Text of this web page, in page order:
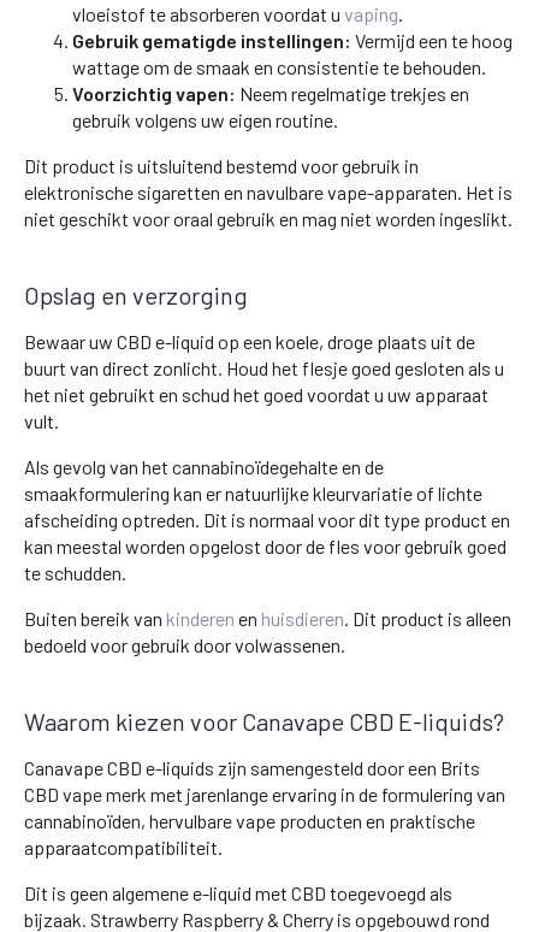
vloeistof te absorberen voordat u vaping
Gebruik gematigde instellingen: Vermijd een te hoog
wattage om de smaak en consistentie te behouden.
Voorzichtig vapen: Neem regelmatige trekjes en
gebruik volgens uw eigen routine.
Dit product is uitsluitend bestemd voor gebruik in
elektronische sigaretten en navulbare vape-apparaten. Het is
niet geschikt voor oraal gebruik en mag niet worden ingeslikt.
Opslag en verzorging
Bewaar uw CBD e-liquid op een koele, droge plaats uit de
buurt van direct zonlicht. Houd het flesje goed gesloten als u
het niet gebruikt en schud het goed voordat u uw apparaat
vult.
Als gevolg van het cannabinoïdegehalte en de
smaakformulering kan er natuurlijke kleurvariatie of lichte
afscheiding optreden. Dit is normaal voor dit type product en
kan meestal worden opgelost door de fles voor gebruik goed
te schudden.
Buiten bereik van kinderen en huisdieren . Dit product is alleen
bedoeld voor gebruik door volwassenen.
Waarom kiezen voor Canavape CBD E-liquids?
Canavape CBD e-liquids zijn samengesteld door een Brits
CBD vape merk met jarenlange ervaring in de formulering van
cannabinoïden, hervulbare vape producten en praktische
apparaatcompatibiliteit.
Dit is geen algemene e-liquid met CBD toegevoegd als
bijzaak. Strawberry Raspberry & Cherry is opgebouwd rond